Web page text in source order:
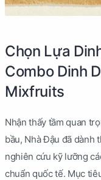
Chọn Lựa
Combo Dinh
Mixfruits
Nhận thấy tầm quan
bầu, Nhà Đậu đã dành
nghiên cứu kỹ lưỡng
chuẩn quốc tế. Mục